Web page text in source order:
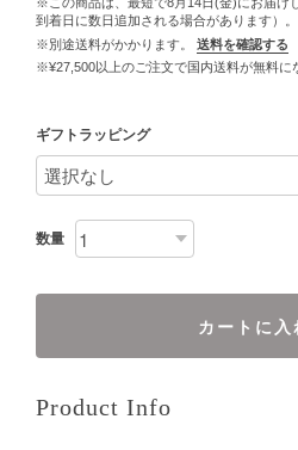
到着日に数日追加される場合があります）。
※別途送料がかかります。
送料を確認する
※¥27,500以上のご注文で国内送料が無料に
ギフトラッピング
数量
カートに入
Product Info